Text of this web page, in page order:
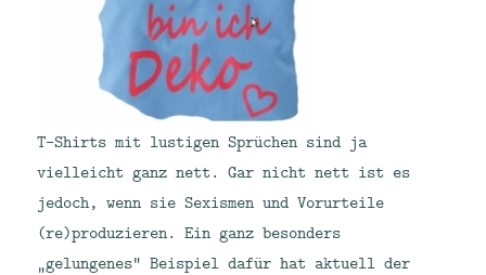
T-Shirts mit lustigen Sprüchen sind ja
vielleicht ganz nett. Gar nicht nett ist es
jedoch, wenn sie Sexismen und Vorurteile
(re)produzieren. Ein ganz besonders
„gelungenes“ Beispiel dafür hat aktuell der